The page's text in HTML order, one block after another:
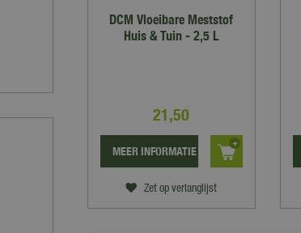
DCM Vloeibare Meststof
Huis & Tuin - 2,5 L
21,50
Zet op verlanglijst
MEER INFORMATIE